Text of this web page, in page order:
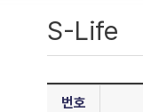
S-Life
번호